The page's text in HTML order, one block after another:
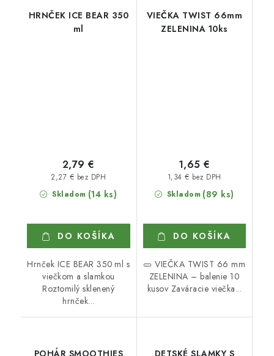
HRNČEK ICE BEAR 350
ml
Skladom (14 ks)
2,27 € bez DPH
2,79 €
DO KOŠÍKA
Hrnček ICE BEAR 350 ml s
viečkom a slamkou
Roztomilý sklenený
hrnček...
VIEČKA TWIST 66mm
ZELENINA 10ks
Skladom (89 ks)
1,34 € bez DPH
1,65 €
DO KOŠÍKA
🥒 VIEČKA TWIST 66 mm
ZELENINA – balenie 10
kusov Zaváracie viečka...
POHÁR SMOOTHIES DETSKÉ SLAMKY S